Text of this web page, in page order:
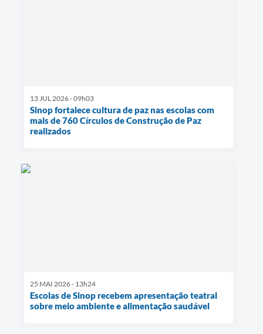
13 JUL 2026 - 09h03
Sinop fortalece cultura de paz nas escolas com
mais de 760 Círculos de Construção de Paz
realizados
25 MAI 2026 - 13h24
Escolas de Sinop recebem apresentação teatral
sobre meio ambiente e alimentação saudável